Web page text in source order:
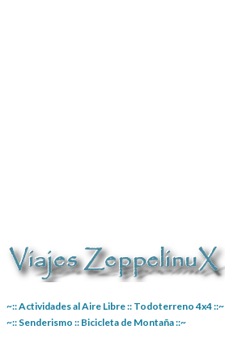
~:: Actividades al Aire Libre :: Todoterreno 4x4 ::~
~:: Senderismo :: Bicicleta de Montaña ::~